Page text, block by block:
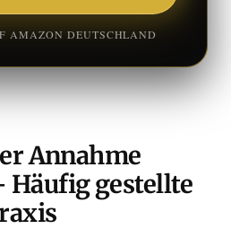
AMAZON DEUTSCHLAND
Annahme
gestellte